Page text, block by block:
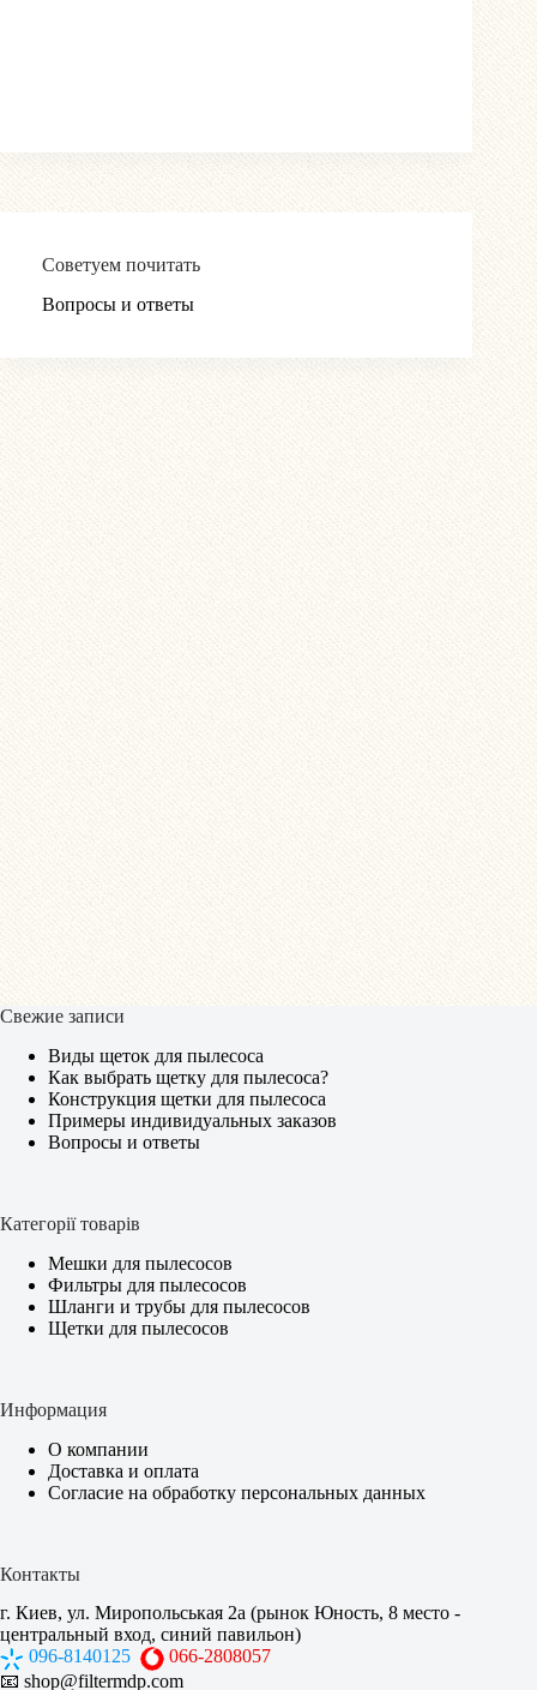
Советуем почитать
Вопросы и ответы
Свежие записи
Виды щеток для пылесоса
Как выбрать щетку для пылесоса?
Конструкция щетки для пылесоса
Примеры индивидуальных заказов
Вопросы и ответы
Категорії товарів
Мешки для пылесосов
Фильтры для пылесосов
Шланги и трубы для пылесосов
Щетки для пылесосов
Информация
О компании
Доставка и оплата
Согласие на обработку персональных данных
Контакты
г. Киев, ул. Миропольськая 2а (рынок Юность, 8 место -
центральный вход, синий павильон)
096-8140125
066-2808057
📧 shop@filtermdp.com